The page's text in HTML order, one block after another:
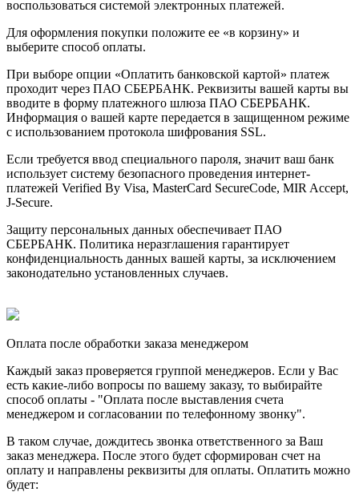
воспользоваться системой электронных платежей.
Для оформления покупки положите ее «в корзину» и
выберите способ оплаты.
При выборе опции «Оплатить банковской картой» платеж
проходит через ПАО СБЕРБАНК. Реквизиты вашей карты вы
вводите в форму платежного шлюза ПАО СБЕРБАНК.
Информация о вашей карте передается в защищенном режиме
с использованием протокола шифрования SSL.
Если требуется ввод специального пароля, значит ваш банк
использует систему безопасного проведения интернет-
платежей Verified By Visa, MasterCard SecureCode, MIR Accept,
J-Secure.
Защиту персональных данных обеспечивает ПАО
СБЕРБАНК. Политика неразглашения гарантирует
конфиденциальность данных вашей карты, за исключением
законодательно установленных случаев.
Оплата после обработки заказа менеджером
Каждый заказ проверяется группой менеджеров. Если у Вас
есть какие-либо вопросы по вашему заказу, то выбирайте
способ оплаты - "Оплата после выставления счета
менеджером и согласовании по телефонному звонку".
В таком случае, дождитесь звонка ответственного за Ваш
заказ менеджера. После этого будет сформирован счет на
оплату и направлены реквизиты для оплаты. Оплатить можно
будет: